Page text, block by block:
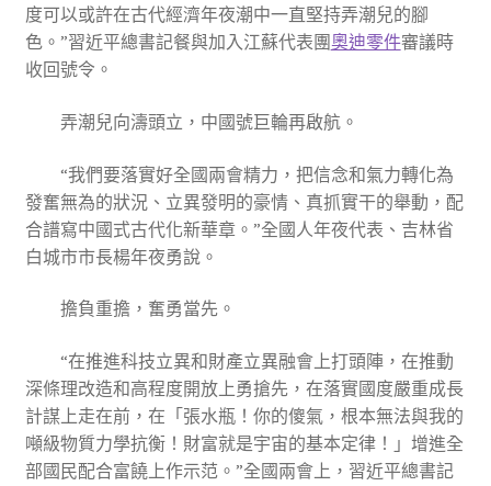
度可以或許在古代經濟年夜潮中一直堅持弄潮兒的腳
色。”習近平總書記餐與加入江蘇代表團奧迪零件審議時
收回號令。
弄潮兒向濤頭立，中國號巨輪再啟航。
“我們要落實好全國兩會精力，把信念和氣力轉化為
發奮無為的狀況、立異發明的豪情、真抓實干的舉動，配
合譜寫中國式古代化新華章。”全國人年夜代表、吉林省
白城市市長楊年夜勇說。
擔負重擔，奮勇當先。
“在推進科技立異和財產立異融會上打頭陣，在推動
深條理改造和高程度開放上勇搶先，在落實國度嚴重成長
計謀上走在前，在「張水瓶！你的傻氣，根本無法與我的
噸級物質力學抗衡！財富就是宇宙的基本定律！」增進全
部國民配合富饒上作示范。”全國兩會上，習近平總書記